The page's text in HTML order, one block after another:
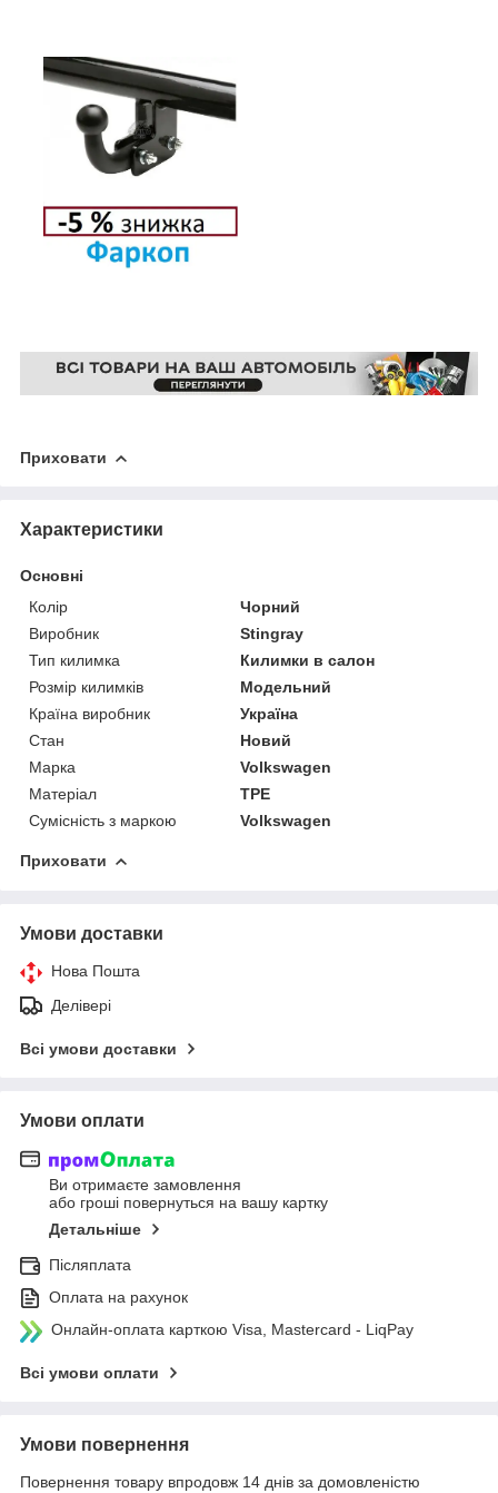
Приховати
Характеристики
Основні
Колір
Чорний
Виробник
Stingray
Тип килимка
Килимки в салон
Розмір килимків
Модельний
Країна виробник
Україна
Стан
Новий
Марка
Volkswagen
Матеріал
TPE
Сумісність з маркою
Volkswagen
Приховати
Умови доставки
Нова Пошта
Делівері
Всі умови доставки
Умови оплати
Ви отримаєте замовлення
або гроші повернуться на вашу картку
Детальніше
Післяплата
Оплата на рахунок
Онлайн-оплата карткою Visa, Mastercard - LiqPay
Всі умови оплати
Умови повернення
Повернення товару впродовж 14 днів за домовленістю